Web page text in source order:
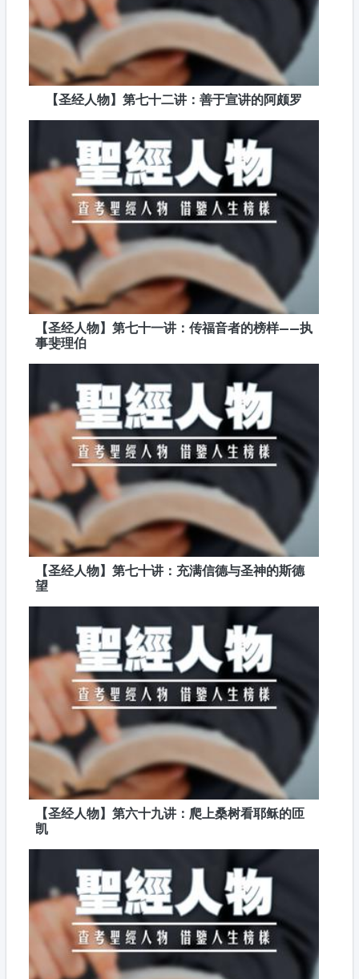
【圣经人物】第七十二讲：善于宣讲的阿颇罗
【圣经人物】第七十一讲：传福音者的榜样——执
事斐理伯
【圣经人物】第七十讲：充满信德与圣神的斯德
望
【圣经人物】第六十九讲：爬上桑树看耶稣的匝
凯